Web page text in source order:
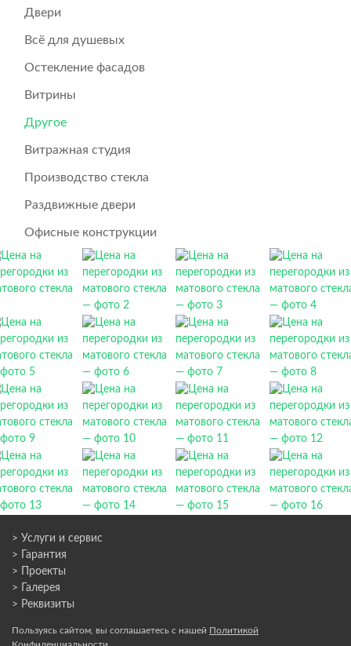
Двери
Всё для душевых
Остекление фасадов
Витрины
Другое
Витражная студия
Производство стекла
Раздвижные двери
Офисные конструкции
> Услуги и сервис
> Гарантия
> Проекты
> Галерея
> Реквизиты
Пользуясь сайтом, вы соглашаетесь с нашей Политикой